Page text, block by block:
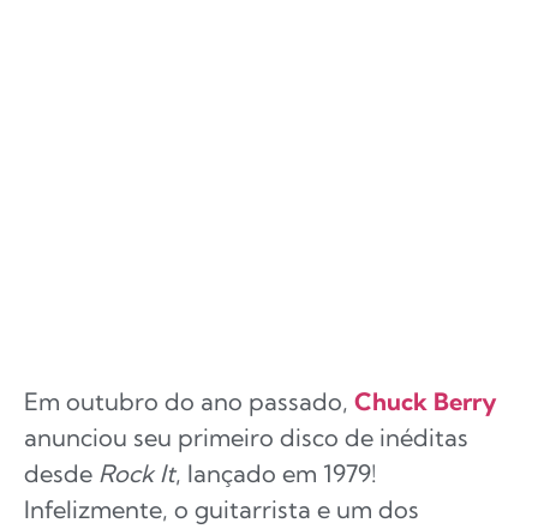
Em outubro do ano passado, Chuck Berry
anunciou seu primeiro disco de inéditas
desde Rock It, lançado em 1979!
Infelizmente, o guitarrista e um dos